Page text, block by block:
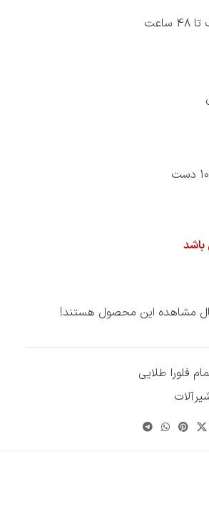
باشد
مشاهده این محصول هستند!
فلورا طلایی